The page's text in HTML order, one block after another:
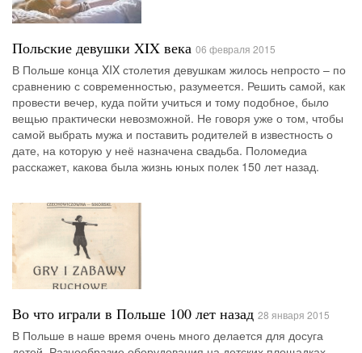
Польские девушки XIX века 06 февраля 2015
В Польше конца XIX столетия девушкам жилось непросто – по
сравнению с современностью, разумеется. Решить самой, как
провести вечер, куда пойти учиться и тому подобное, было
вещью практически невозможной. Не говоря уже о том, чтобы
самой выбрать мужа и поставить родителей в известность о
дате, на которую у неё назначена свадьба. Поломедиа
расскажет, какова была жизнь юных полек 150 лет назад.
Во что играли в Польше 100 лет назад 28 января 2015
В Польше в наше время очень много делается для досуга